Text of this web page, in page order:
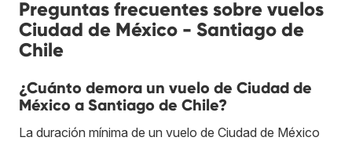
Preguntas frecuentes sobre vuelos
Ciudad de México - Santiago de
Chile
¿Cuánto demora un vuelo de Ciudad de
México a Santiago de Chile?
La duración mínima de un vuelo de Ciudad de México